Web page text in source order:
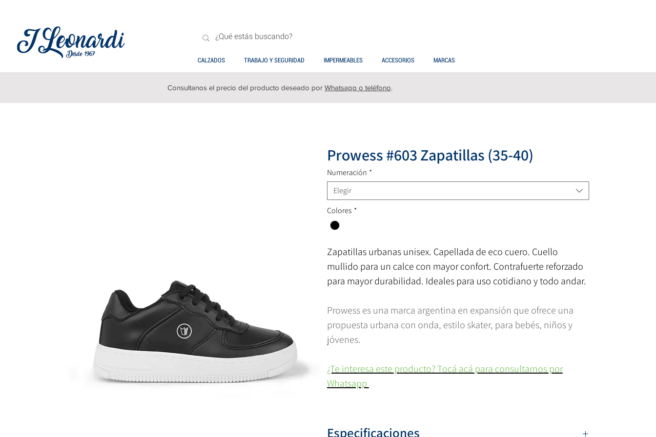
CALZADOS TRABAJO Y SEGURIDAD IMPERMEABLES ACCESORIOS MARCAS
Prowess #603 Zapatillas (35-40)
Numeración *
Elegir
Colores *
Zapatillas urbanas unisex. Capellada de eco cuero. Cuello
mullido para un calce con mayor confort. Contrafuerte reforzado
para mayor durabilidad. Ideales para uso cotidiano y todo andar.
Prowess es una marca argentina en expansión que ofrece una
propuesta urbana con onda, estilo skater, para bebés, niños y
jóvenes.
¿Te interesa este producto? Tocá acá para consultarnos por
Whatsapp
Especificaciones
Consultanos el precio del producto deseado por Whatsapp o teléfono.